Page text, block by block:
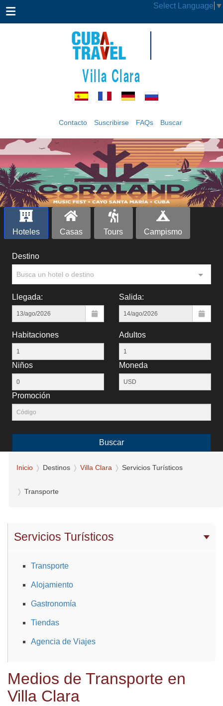
Select Language ▼
Villa Clara
Contacto Suscribirse FAQs Buscar
‹ ›
Hoteles Casas Tours Campismo
Destino
Busca un hotel o destino
Llegada: Salida:
Habitaciones Adultos
Niños Moneda
Promoción
Buscar
Inicio Destinos Villa Clara Servicios Turísticos
Transporte
Servicios Turísticos
Transporte
Alojamiento
Gastronomía
Tiendas
Agencia de Viajes
Medios de Transporte en
Villa Clara